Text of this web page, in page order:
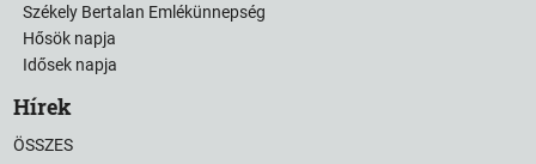
Székely Bertalan Emlékünnepség
Hősök napja
Idősek napja
Hírek
ÖSSZES